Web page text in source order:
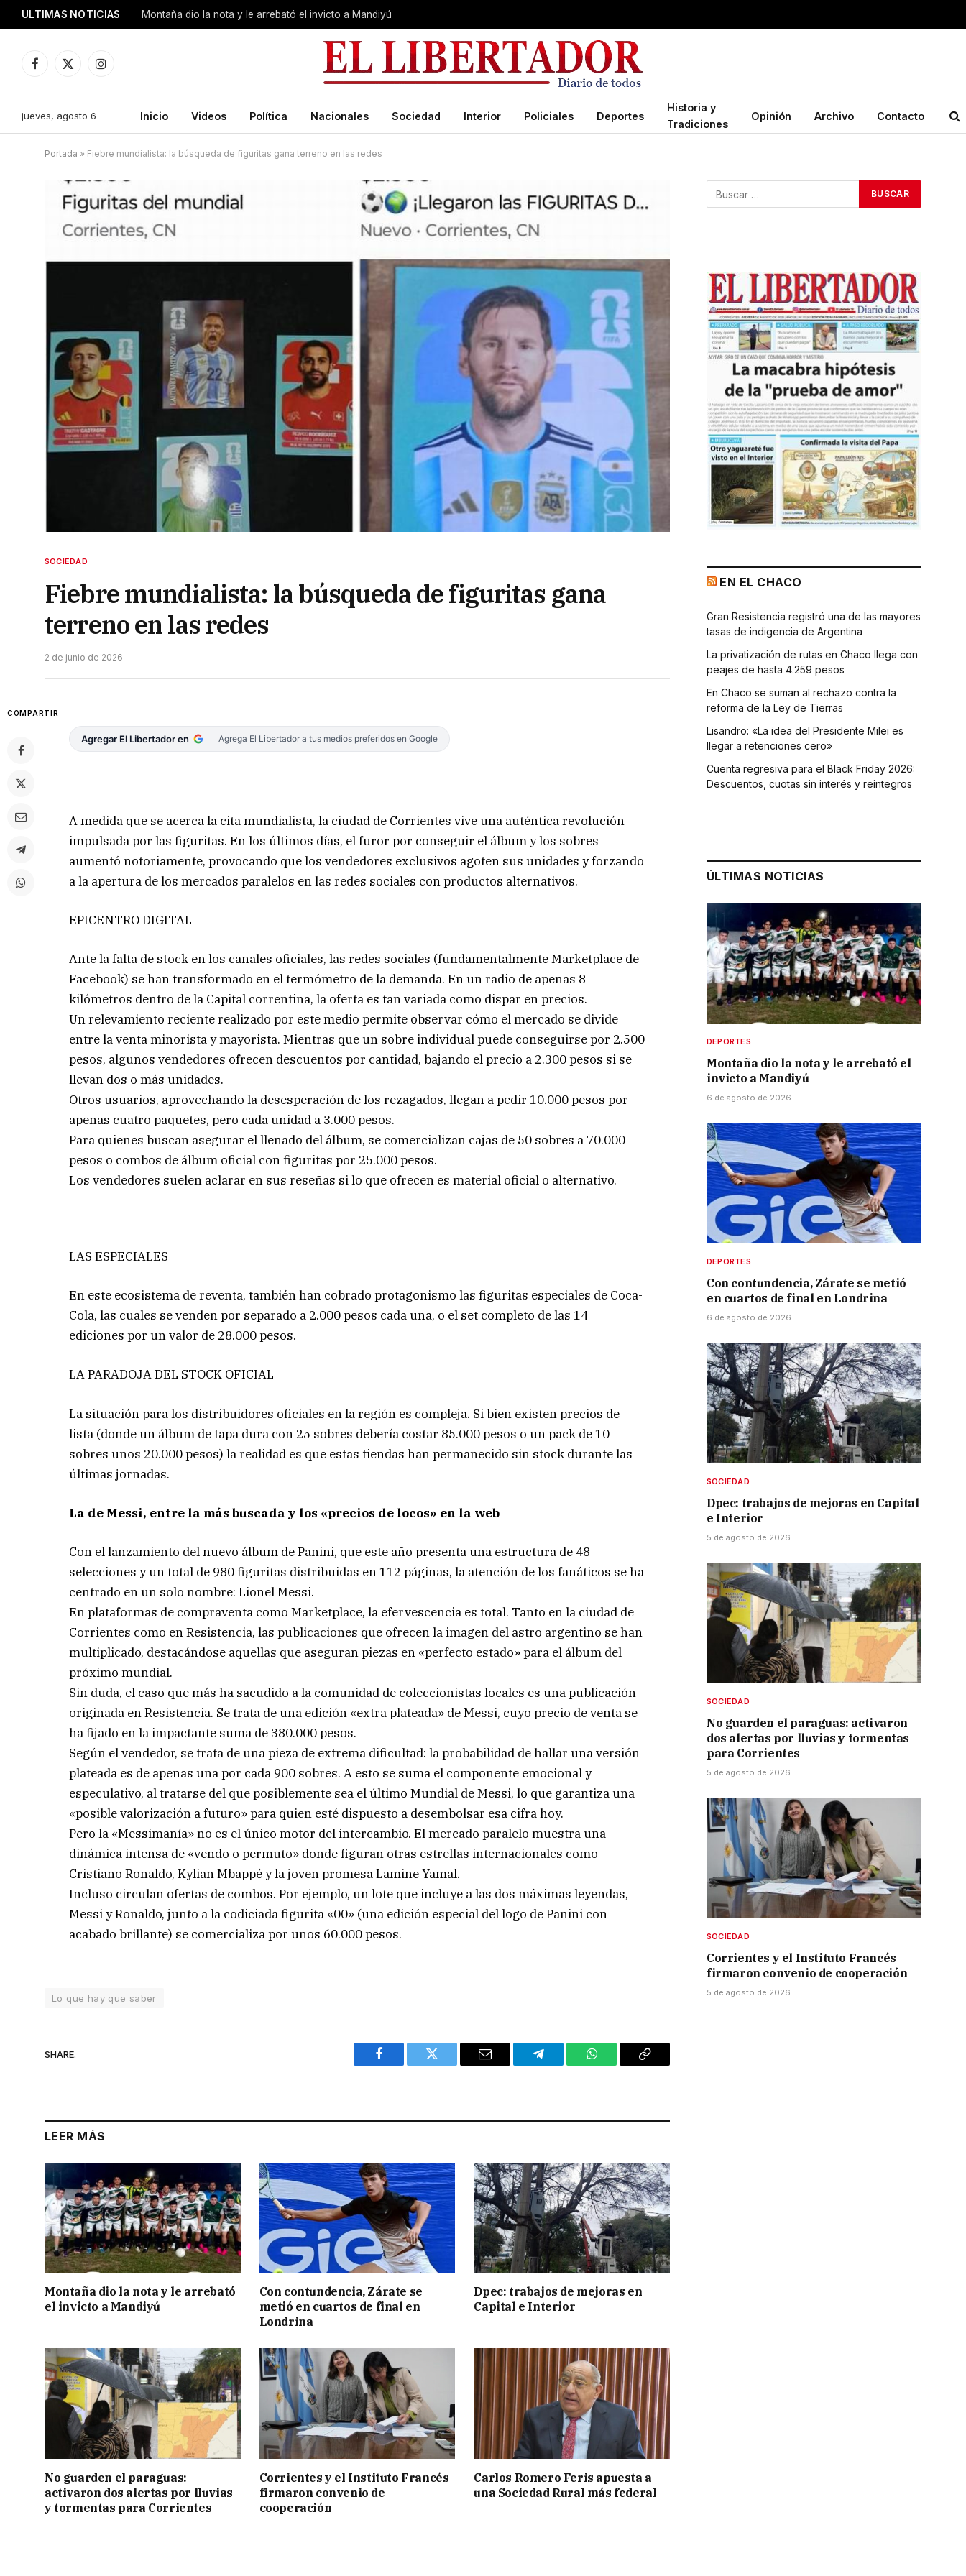
ULTIMAS NOTICIAS Montaña dio la nota y le arrebató el invicto a Mandiyú
Facebook
X
Instagram
jueves, agosto 6 Inicio Videos Política Nacionales Sociedad Interior Policiales Deportes
Historia y
Tradiciones
Opinión Archivo Contacto
Portada » Fiebre mundialista: la búsqueda de figuritas gana terreno en las redes
SOCIEDAD
Fiebre mundialista: la búsqueda de figuritas gana
terreno en las redes
2 de junio de 2026
COMPARTIR
Agregar El Libertador en Agrega El Libertador a tus medios preferidos en Google
A medida que se acerca la cita mundialista, la ciudad de Corrientes vive una auténtica revolución
impulsada por las figuritas. En los últimos días, el furor por conseguir el álbum y los sobres
aumentó notoriamente, provocando que los vendedores exclusivos agoten sus unidades y forzando
a la apertura de los mercados paralelos en las redes sociales con productos alternativos.
EPICENTRO DIGITAL
Ante la falta de stock en los canales oficiales, las redes sociales (fundamentalmente Marketplace de
Facebook) se han transformado en el termómetro de la demanda. En un radio de apenas 8
kilómetros dentro de la Capital correntina, la oferta es tan variada como dispar en precios.
Un relevamiento reciente realizado por este medio permite observar cómo el mercado se divide
entre la venta minorista y mayorista. Mientras que un sobre individual puede conseguirse por 2.500
pesos, algunos vendedores ofrecen descuentos por cantidad, bajando el precio a 2.300 pesos si se
llevan dos o más unidades.
Otros usuarios, aprovechando la desesperación de los rezagados, llegan a pedir 10.000 pesos por
apenas cuatro paquetes, pero cada unidad a 3.000 pesos.
Para quienes buscan asegurar el llenado del álbum, se comercializan cajas de 50 sobres a 70.000
pesos o combos de álbum oficial con figuritas por 25.000 pesos.
Los vendedores suelen aclarar en sus reseñas si lo que ofrecen es material oficial o alternativo.
LAS ESPECIALES
En este ecosistema de reventa, también han cobrado protagonismo las figuritas especiales de Coca-
Cola, las cuales se venden por separado a 2.000 pesos cada una, o el set completo de las 14
ediciones por un valor de 28.000 pesos.
LA PARADOJA DEL STOCK OFICIAL
La situación para los distribuidores oficiales en la región es compleja. Si bien existen precios de
lista (donde un álbum de tapa dura con 25 sobres debería costar 85.000 pesos o un pack de 10
sobres unos 20.000 pesos) la realidad es que estas tiendas han permanecido sin stock durante las
últimas jornadas.
La de Messi, entre la más buscada y los «precios de locos» en la web
Con el lanzamiento del nuevo álbum de Panini, que este año presenta una estructura de 48
selecciones y un total de 980 figuritas distribuidas en 112 páginas, la atención de los fanáticos se ha
centrado en un solo nombre: Lionel Messi.
En plataformas de compraventa como Marketplace, la efervescencia es total. Tanto en la ciudad de
Corrientes como en Resistencia, las publicaciones que ofrecen la imagen del astro argentino se han
multiplicado, destacándose aquellas que aseguran piezas en «perfecto estado» para el álbum del
próximo mundial.
Sin duda, el caso que más ha sacudido a la comunidad de coleccionistas locales es una publicación
originada en Resistencia. Se trata de una edición «extra plateada» de Messi, cuyo precio de venta se
ha fijado en la impactante suma de 380.000 pesos.
Según el vendedor, se trata de una pieza de extrema dificultad: la probabilidad de hallar una versión
plateada es de apenas una por cada 900 sobres. A esto se suma el componente emocional y
especulativo, al tratarse del que posiblemente sea el último Mundial de Messi, lo que garantiza una
«posible valorización a futuro» para quien esté dispuesto a desembolsar esa cifra hoy.
Pero la «Messimanía» no es el único motor del intercambio. El mercado paralelo muestra una
dinámica intensa de «vendo o permuto» donde figuran otras estrellas internacionales como
Cristiano Ronaldo, Kylian Mbappé y la joven promesa Lamine Yamal.
Incluso circulan ofertas de combos. Por ejemplo, un lote que incluye a las dos máximas leyendas,
Messi y Ronaldo, junto a la codiciada figurita «00» (una edición especial del logo de Panini con
acabado brillante) se comercializa por unos 60.000 pesos.
Lo que hay que saber
SHARE.
Facebook Twitter Email Telegram WhatsAppCopy
LEER MÁS
Montaña dio la nota y le arrebató
el invicto a Mandiyú
Con contundencia, Zárate se
metió en cuartos de final en
Londrina
Dpec: trabajos de mejoras en
Capital e Interior
No guarden el paraguas:
activaron dos alertas por lluvias
y tormentas para Corrientes
Corrientes y el Instituto Francés
firmaron convenio de
cooperación
Carlos Romero Feris apuesta a
una Sociedad Rural más federal
EN EL CHACO
Gran Resistencia registró una de las mayores
tasas de indigencia de Argentina
La privatización de rutas en Chaco llega con
peajes de hasta 4.259 pesos
En Chaco se suman al rechazo contra la
reforma de la Ley de Tierras
Lisandro: «La idea del Presidente Milei es
llegar a retenciones cero»
Cuenta regresiva para el Black Friday 2026:
Descuentos, cuotas sin interés y reintegros
ÚLTIMAS NOTICIAS
DEPORTES
Montaña dio la nota y le arrebató el
invicto a Mandiyú
6 de agosto de 2026
DEPORTES
Con contundencia, Zárate se metió
en cuartos de final en Londrina
6 de agosto de 2026
SOCIEDAD
Dpec: trabajos de mejoras en Capital
e Interior
5 de agosto de 2026
SOCIEDAD
No guarden el paraguas: activaron
dos alertas por lluvias y tormentas
para Corrientes
5 de agosto de 2026
SOCIEDAD
Corrientes y el Instituto Francés
firmaron convenio de cooperación
5 de agosto de 2026